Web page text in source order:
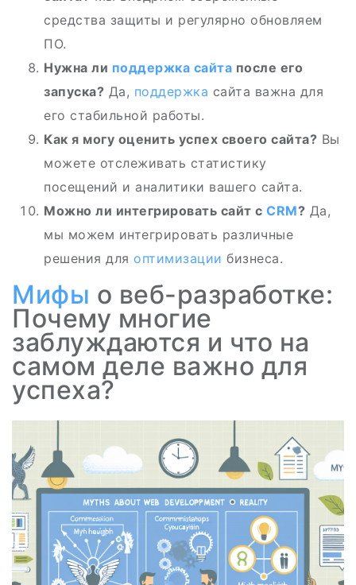
средства защиты и регулярно обновляем
ПО.
Нужна ли поддержка сайта после его
запуска? Да, поддержка сайта важна для
его стабильной работы.
Как я могу оценить успех своего сайта? Вы
можете отслеживать статистику
посещений и аналитики вашего сайта.
Можно ли интегрировать сайт с CRM? Да,
мы можем интегрировать различные
решения для оптимизации бизнеса.
Мифы о веб-разработке:
Почему многие
заблуждаются и что на
самом деле важно для
успеха?